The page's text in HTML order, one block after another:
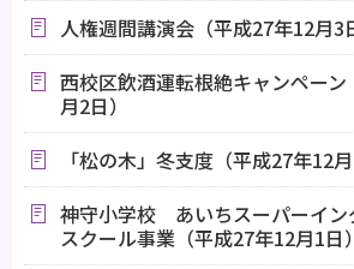
人権週間講演会（平成27年12月3
西校区飲酒運転根絶キャンペー
月2日）
「松の木」冬支度（平成27年12月
神守小学校 あいちスーパーイン
スクール事業（平成27年12月1日）